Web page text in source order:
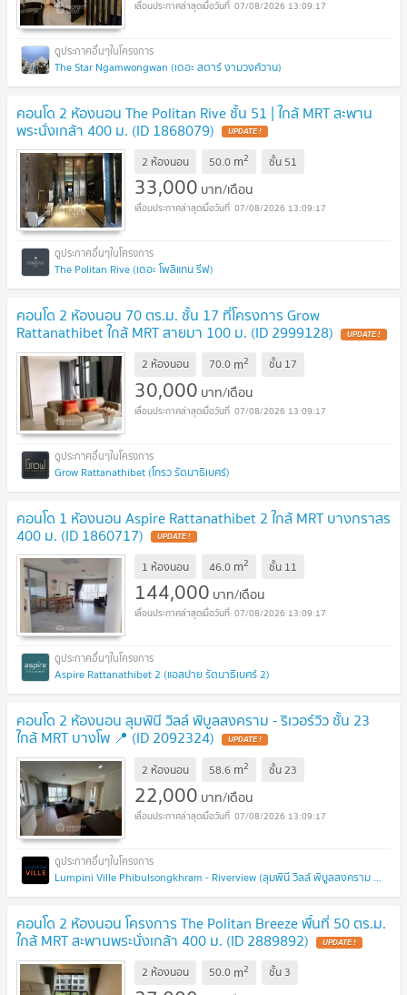
07/08/2026 13:09:17
The Star Ngamwongwan (เดอะ สตาร์ งามวงศ์วาน)
คอนโด 2 ห้องนอน The Politan Rive ชั้น 51 | ใกล้ MRT สะพาน
พระนั่งเกล้า 400 ม. (ID 1868079)
2 ห้องนอน 50.0 m2 ชั้น 51
33,000 บาท/เดือน
07/08/2026 13:09:17
The Politan Rive (เดอะ โพลิแทน รีฟ)
คอนโด 2 ห้องนอน 70 ตร.ม. ชั้น 17 ที่โครงการ Grow
Rattanathibet ใกล้ MRT สายมา 100 ม. (ID 2999128)
2 ห้องนอน 70.0 m2 ชั้น 17
30,000 บาท/เดือน
07/08/2026 13:09:17
Grow Rattanathibet (โกรว รัตนาธิเบศร์)
คอนโด 1 ห้องนอน Aspire Rattanathibet 2 ใกล้ MRT บางกราสร
400 ม. (ID 1860717)
1 ห้องนอน 46.0 m2 ชั้น 11
144,000 บาท/เดือน
07/08/2026 13:09:17
Aspire Rattanathibet 2 (แอสปาย รัตนาธิเบศร์ 2)
คอนโด 2 ห้องนอน ลุมพินี วิลล์ พิบูลสงคราม - ริเวอร์วิว ชั้น 23
ใกล้ MRT บางโพ 📍 (ID 2092324)
2 ห้องนอน 58.6 m2 ชั้น23
22,000 บาท/เดือน
07/08/2026 13:09:17
Lumpini Ville Phibulsongkhram - Riverview (ลุมพินี วิลล์ พิบูลสงคราม - ริเวอร์วิว)
คอนโด 2 ห้องนอน โครงการ The Politan Breeze พื้นที่ 50 ตร.ม.
ใกล้ MRT สะพานพระนั่งเกล้า 400 ม. (ID 2889892)
2 ห้องนอน 50.0 m2 ชั้น 3